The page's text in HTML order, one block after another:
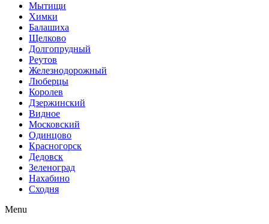
Мытищи
Химки
Балашиха
Щелково
Долгопрудный
Реутов
Железнодорожный
Люберцы
Королев
Дзержинский
Видное
Московский
Одинцово
Красногорск
Дедовск
Зеленоград
Нахабино
Сходня
Menu